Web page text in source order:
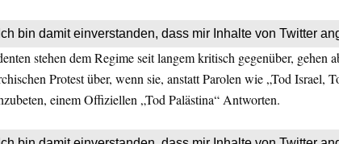
Ich bin damit einverstanden, dass mir Inhalte von Twitter
stehen dem Regime seit langem kritisch gegenüber, gehen
Protest über, wenn sie, anstatt Parolen wie „Tod Israel,
einem Offiziellen „Tod Palästina“ Antworten.